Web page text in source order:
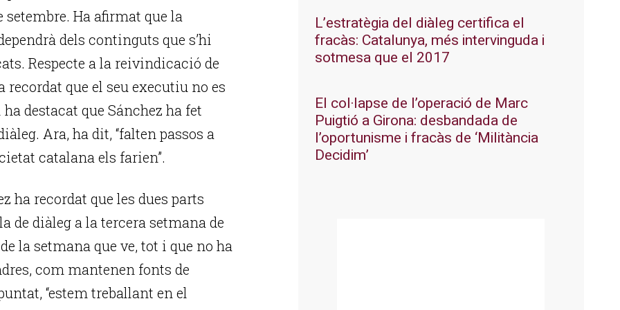
Ha afirmat que la
dels continguts que s’hi
Respecte a la reivindicació de
recordat que el seu executiu no es
destacat que Sánchez ha fet
Ara, ha dit, “falten passos a
catalana els farien”.
ha recordat que les dues parts
de diàleg a la tercera setmana de
la setmana que ve, tot i que no ha
com mantenen fonts de
“estem treballant en el
L’estratègia del diàleg certifica el
fracàs: Catalunya, més intervinguda i
sotmesa que el 2017
El col·lapse de l’operació de Marc
Puigtió a Girona: desbandada de
l’oportunisme i fracàs de ‘Militància
Decidim’